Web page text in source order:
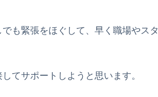
も緊張をほぐして、早く職場やスタ
てサポートしようと思います。